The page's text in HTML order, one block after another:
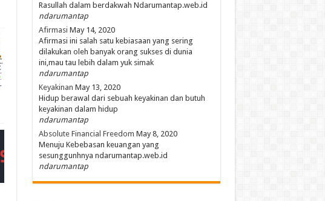
Rasullah dalam berdakwah Ndarumantap.web.id
ndarumantap
Afirmasi May 14, 2020
Afirmasi ini salah satu kebiasaan yang sering
dilakukan oleh banyak orang sukses di dunia
ini,mau tau lebih dalam yuk simak
ndarumantap
Keyakinan May 13, 2020
Hidup berawal dari sebuah keyakinan dan butuh
keyakinan dalam hidup
ndarumantap
Absolute Financial Freedom May 8, 2020
Menuju Kebebasan keuangan yang
sesunggunhnya ndarumantap.web.id
ndarumantap